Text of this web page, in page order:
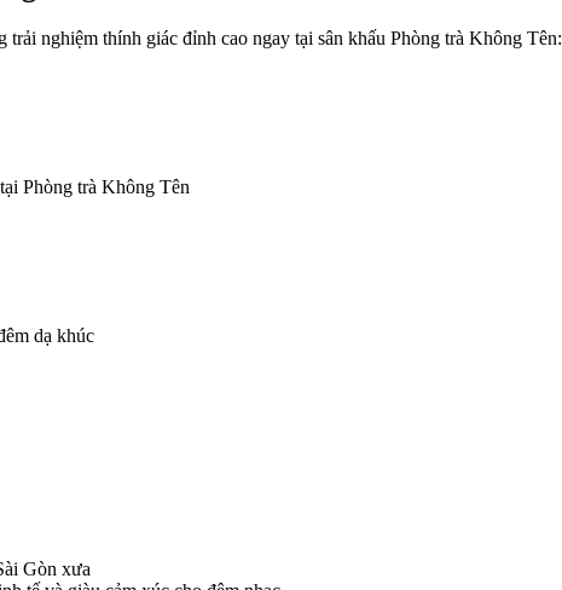
nghiệm thính giác đỉnh cao ngay tại sân khấu Phòng trà Không Tên:
Phòng trà Không Tên
dạ khúc
Gòn xưa